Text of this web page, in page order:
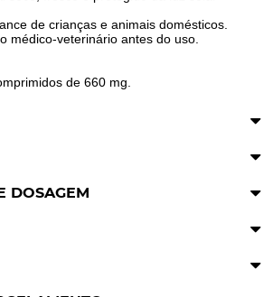
de crianças e animais domésticos.
médico-veterinário antes do uso.
de 660 mg.
DOSAGEM